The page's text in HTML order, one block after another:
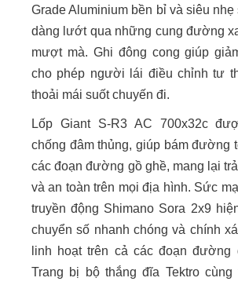
Grade Aluminium bền bỉ và siêu
dàng lướt qua những cung đường
mượt mà. Ghi đông cong giúp
cho phép người lái điều chỉnh tư
thoải mái suốt chuyến đi.
Lốp Giant S-R3 AC 700x32c
chống đâm thủng, giúp bám đường
các đoạn đường gồ ghề, mang lại
và an toàn trên mọi địa hình. Sức
truyền động Shimano Sora 2x9
chuyển số nhanh chóng và chính
linh hoạt trên cả các đoạn đường
Trang bị bộ thắng đĩa Tektro